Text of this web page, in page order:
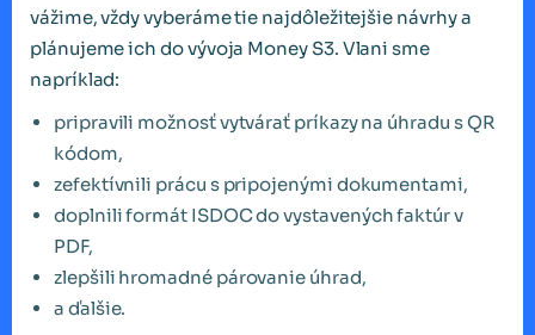
vážime, vždy vyberáme tie najdôležitejšie návrhy a
plánujeme ich do vývoja Money S3. Vlani sme
napríklad:
pripravili možnosť vytvárať príkazy na úhradu s QR
kódom,
zefektívnili prácu s pripojenými dokumentami,
doplnili formát ISDOC do vystavených faktúr v
PDF,
zlepšili hromadné párovanie úhrad,
a ďalšie.